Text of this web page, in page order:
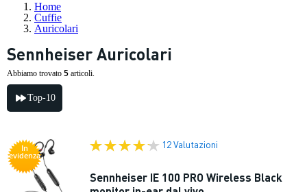
Home
Cuffie
Auricolari
Sennheiser Auricolari
Abbiamo trovato 5 articoli.
Top-10
In
evidenza
12 Valutazioni
Sennheiser IE 100 PRO Wireless Black